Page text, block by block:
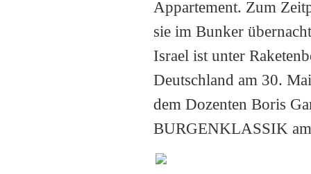
Appartement. Zum
sie im Bunker
Israel ist unter
Deutschland am 30.
dem Dozenten Boris
BURGENKLASSIK